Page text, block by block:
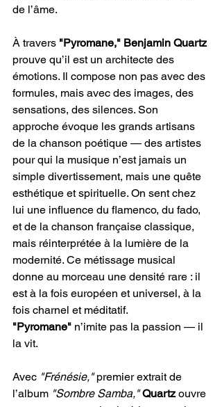
de l’âme.
À travers "Pyromane," Benjamin Quartz
prouve qu’il est un architecte des
émotions. Il compose non pas avec des
formules, mais avec des images, des
sensations, des silences. Son
approche évoque les grands artisans
de la chanson poétique — des artistes
pour qui la musique n’est jamais un
simple divertissement, mais une quête
esthétique et spirituelle. On sent chez
lui une influence du flamenco, du fado,
et de la chanson française classique,
mais réinterprétée à la lumière de la
modernité. Ce métissage musical
donne au morceau une densité rare : il
est à la fois européen et universel, à la
fois charnel et méditatif.
"Pyromane" n’imite pas la passion — il
la vit.
Avec "Frénésie," premier extrait de
l’album "Sombre Samba," Quartz ouvre